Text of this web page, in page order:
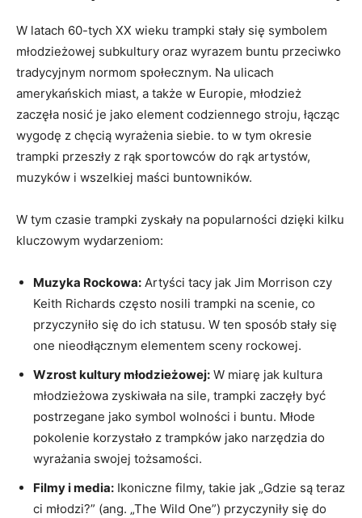
W latach ‌60-tych XX​ wieku​ trampki ‍stały‍ się symbolem
młodzieżowej subkultury oraz wyrazem buntu przeciwko⁣
tradycyjnym ⁣normom społecznym. Na ulicach
amerykańskich miast, a także w Europie, młodzież
zaczęła nosić⁤ je jako element codziennego⁣ stroju, ‍łącząc
wygodę z ⁢chęcią ‍wyrażenia siebie. to w tym okresie ​
trampki ‍przeszły z rąk sportowców do rąk⁣ artystów,
⁤muzyków ‌i wszelkiej ⁤maści buntowników.
W tym czasie⁤ trampki ‌zyskały na popularności dzięki kilku
kluczowym wydarzeniom:
Muzyka⁢ Rockowa: ⁢Artyści⁤ tacy jak Jim Morrison czy
Keith Richards⁣ często nosili trampki na ⁣scenie, co
przyczyniło się do ich statusu. W‍ ten⁤ sposób stały się⁤
one⁤ nieodłącznym‍ elementem sceny rockowej.
Wzrost‌ kultury młodzieżowej: W miarę jak kultura
młodzieżowa zyskiwała na‌ sile, trampki zaczęły być
postrzegane ⁤jako symbol wolności i buntu.​ Młode
⁢pokolenie ⁢korzystało ⁢z‌ trampków jako narzędzia ⁣do
wyrażania swojej ‌tożsamości.
Filmy i‍ media: ⁣Ikoniczne filmy, takie jak ‍„Gdzie są teraz‍
ci ⁤młodzi?”⁤ (ang. „The Wild One”) przyczyniły się do